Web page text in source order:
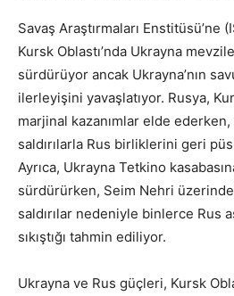
Savaş Araştırmaları Enstitüsü’ne
Kursk Oblastı’nda Ukrayna
sürdürüyor ancak Ukrayna’nın
ilerleyişini yavaşlatıyor. Rusya,
marjinal kazanımlar elde
saldırılarla Rus birliklerini geri
Ayrıca, Ukrayna Tetkino
sürdürürken, Seim Nehri
saldırılar nedeniyle binlerce Rus
sıkıştığı tahmin ediliyor.
Ukrayna ve Rus güçleri, Kursk